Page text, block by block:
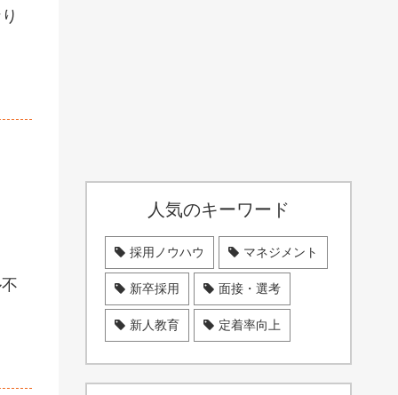
人気のキーワード
採用ノウハウ マネジメント
新卒採用 面接・選考
新人教育 定着率向上